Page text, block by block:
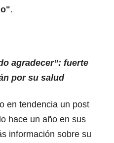
.
agradecer”: fuerte
por su salud
en tendencia un post
hace un año en sus
información sobre su